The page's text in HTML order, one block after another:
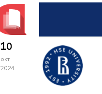
10
окт
2024